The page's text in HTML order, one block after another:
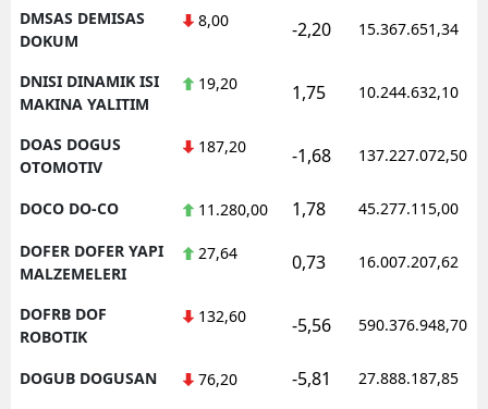
DMSAS DEMISAS
DOKUM
8,00 -2,20 15.367.651,34
DNISI DINAMIK ISI
MAKINA YALITIM
19,20 1,75 10.244.632,10
DOAS DOGUS
OTOMOTIV
187,20 -1,68 137.227.072,50
DOCO DO-CO 11.280,00 1,78 45.277.115,00
DOFER DOFER YAPI
MALZEMELERI
27,64 0,73 16.007.207,62
DOFRB DOF
ROBOTIK
132,60 -5,56 590.376.948,70
DOGUB DOGUSAN 76,20 -5,81 27.888.187,85